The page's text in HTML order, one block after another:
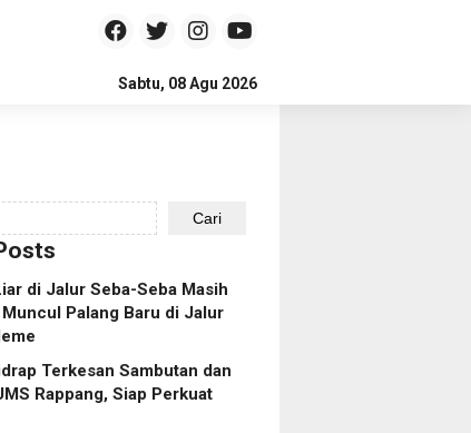
Sabtu, 08 Agu 2026
Cari
di Jalur Seba-Seba Masih
Palang Baru di Jalur
Terkesan Sambutan dan
Rappang, Siap Perkuat